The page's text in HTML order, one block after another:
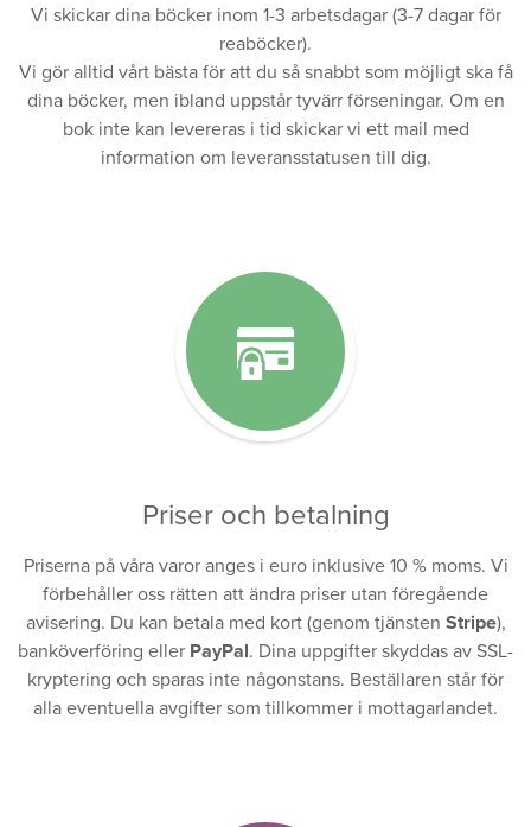
Vi skickar dina böcker inom 1-3 arbetsdagar (3-7 dagar för
reaböcker).
Vi gör alltid vårt bästa för att du så snabbt som möjligt ska få
dina böcker, men ibland uppstår tyvärr förseningar. Om en
bok inte kan levereras i tid skickar vi ett mail med
information om leveransstatusen till dig.
Priser och betalning
Priserna på våra varor anges i euro inklusive 10 % moms. Vi
förbehåller oss rätten att ändra priser utan föregående
avisering. Du kan betala med kort (genom tjänsten Stripe),
banköverföring eller PayPal. Dina uppgifter skyddas av SSL-
kryptering och sparas inte någonstans. Beställaren står för
alla eventuella avgifter som tillkommer i mottagarlandet.